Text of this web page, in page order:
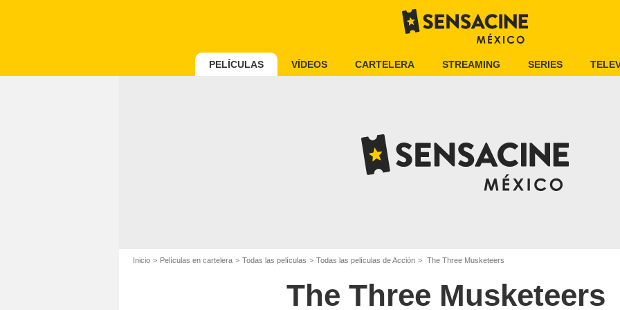
PELÍCULAS VÍDEOS CARTELERA STREAMING SERIES
Inicio Películas en cartelera Todas las películas Todas las películas de Acción The Three Musketeers
The Three Musketeers